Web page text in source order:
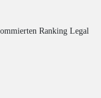
Ranking Legal